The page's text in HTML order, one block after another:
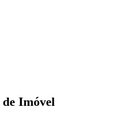
Imóvel